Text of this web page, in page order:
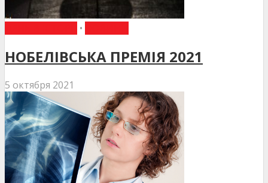
•
НОБЕЛІВСЬКА ПРЕМІЯ 2021
5 октября 2021